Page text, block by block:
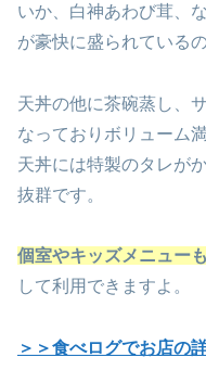
いか、白神あわび茸、
が豪快に盛られている
天丼の他に茶碗蒸し、
なっておりボリューム満
天丼には特製のタレが
抜群です。
個室やキッズメニュー
して利用できますよ。
＞＞食べログでお店の